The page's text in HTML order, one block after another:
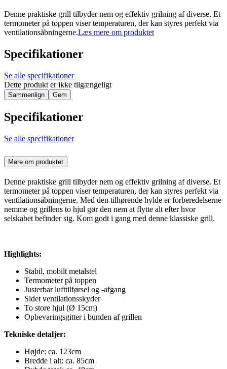
Denne praktiske grill tilbyder nem og effektiv grilning af diverse. Et
termometer på toppen viser temperaturen, der kan styres perfekt via
ventilationsåbningerne.Læs mere om produktet
Specifikationer
Se alle specifikationer
Dette produkt er ikke tilgængeligt
Sammenlign Gem
Specifikationer
Se alle specifikationer
Mere om produktet
Denne praktiske grill tilbyder nem og effektiv grilning af diverse. Et
termometer på toppen viser temperaturen, der kan styres perfekt via
ventilationsåbningerne. Med den tilhørende hylde er forberedelserne
nemme og grillens to hjul gør den nem at flytte alt efter hvor
selskabet befinder sig. Kom godt i gang med denne klassiske grill.
Highlights:
Stabil, mobilt metalstel
Termometer på toppen
Justerbar lufttilførsel og -afgang
Sidet ventilationsskyder
To store hjul (Ø 15cm)
Opbevaringsgitter i bunden af grillen
Tekniske detaljer:
Højde: ca. 123cm
Bredde i alt: ca. 85cm